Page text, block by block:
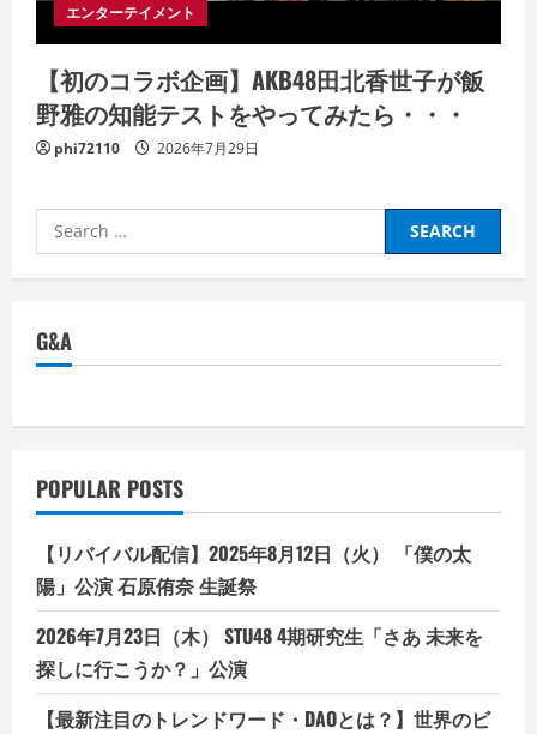
エンターテイメント
【初のコラボ企画】AKB48田北香世子が飯
野雅の知能テストをやってみたら・・・
phi72110 2026年7月29日
Search
for:
G&A
POPULAR POSTS
【リバイバル配信】2025年8月12日（火） 「僕の太
陽」公演 石原侑奈 生誕祭
2026年7月23日（木） STU48 4期研究生「さあ 未来を
探しに行こうか？」公演
【最新注目のトレンドワード・DAOとは？】世界のビ